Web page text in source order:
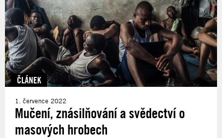
ČLÁNEK
1. července 2022
Mučení, znásilňování a svědectví o
masových hrobech